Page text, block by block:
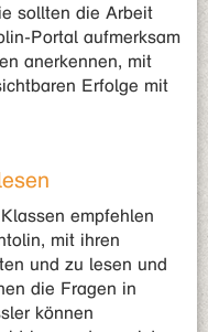
sollten die Arbeit
Portal aufmerksam
anerkennen, mit
Erfolge mit
empfehlen
mit ihren
und zu lesen und
die Fragen in
können